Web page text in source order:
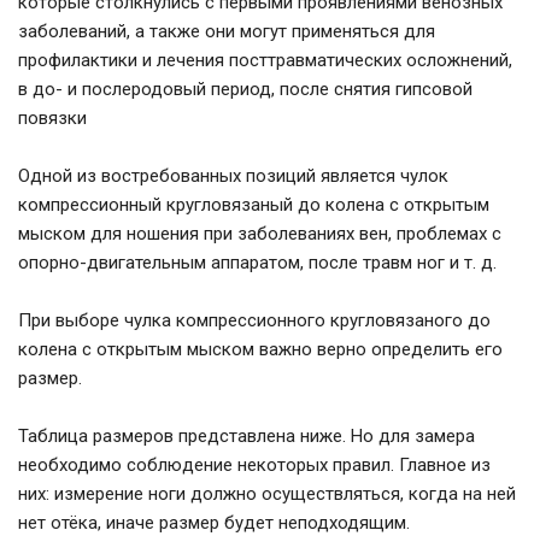
заболеваний, а также они могут применяться для
профилактики и лечения посттравматических осложнений,
в до- и послеродовый период, после снятия гипсовой
повязки
Одной из востребованных позиций является чулок
компрессионный кругловязаный до колена с открытым
мыском для ношения при заболеваниях вен, проблемах с
опорно-двигательным аппаратом, после травм ног и т. д.
При выборе чулка компрессионного кругловязаного до
колена с открытым мыском важно верно определить его
размер.
Таблица размеров представлена ниже. Но для замера
необходимо соблюдение некоторых правил. Главное из
них: измерение ноги должно осуществляться, когда на ней
нет отёка, иначе размер будет неподходящим.